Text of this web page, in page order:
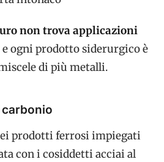
non trova applicazioni
ogni prodotto siderurgico è
di più metalli.
carbonio
prodotti ferrosi impiegati
con i cosiddetti acciai al